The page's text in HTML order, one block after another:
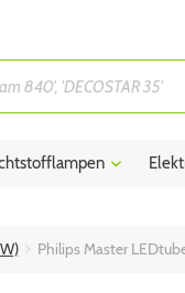
Philips Master